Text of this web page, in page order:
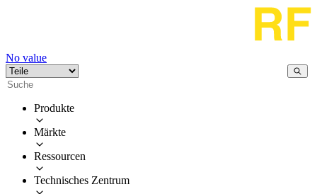
No value
Produkte
Märkte
Ressourcen
Technisches Zentrum